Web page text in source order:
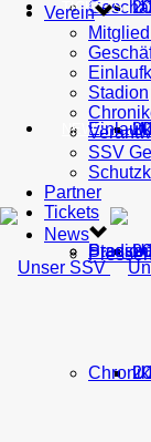
Stadion
TICKETS
NEWS
Verein
Stadion
SSV
Partner
Tickets
News